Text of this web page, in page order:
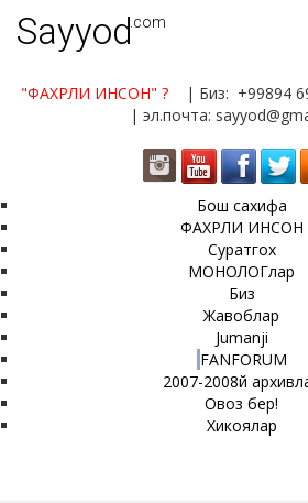
Sayyod.com
"ФАХРЛИ ИНСОН" ?
| Биз: +99894
| эл.почта:
Бош сахифа
ФАХРЛИ ИНСОН
Суратгох
МОНОЛОГлар
Биз
Жавоблар
Jumanji
FANFORUM
2007-2008й
Овоз бер!
Хикоялар